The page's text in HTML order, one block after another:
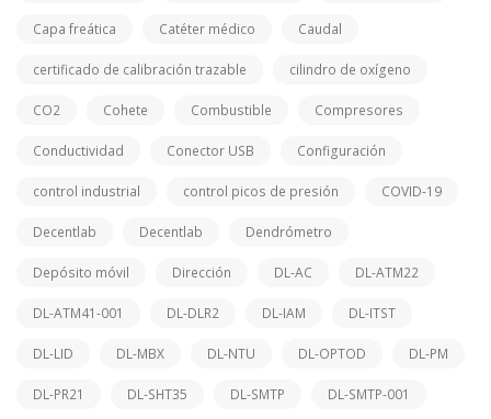
Capa freática Catéter médico Caudal
certificado de calibración trazable cilindro de oxígeno
CO2 Cohete Combustible Compresores
Conductividad Conector USB Configuración
control industrial control picos de presión COVID-19
Decentlab Decentlab Dendrómetro
Depósito móvil Dirección DL-AC DL-ATM22
DL-ATM41-001 DL-DLR2 DL-IAM DL-ITST
DL-LID DL-MBX DL-NTU DL-OPTOD DL-PM
DL-PR21 DL-SHT35 DL-SMTP DL-SMTP-001